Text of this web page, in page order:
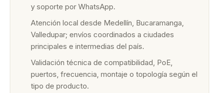
y soporte por WhatsApp.
Atención local desde Medellín, Bucaramanga,
Valledupar; envíos coordinados a ciudades
principales e intermedias del país.
Validación técnica de compatibilidad, PoE,
puertos, frecuencia, montaje o topología según el
tipo de producto.